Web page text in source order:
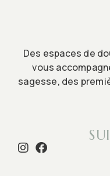
Des espaces de
vous
sagesse, des